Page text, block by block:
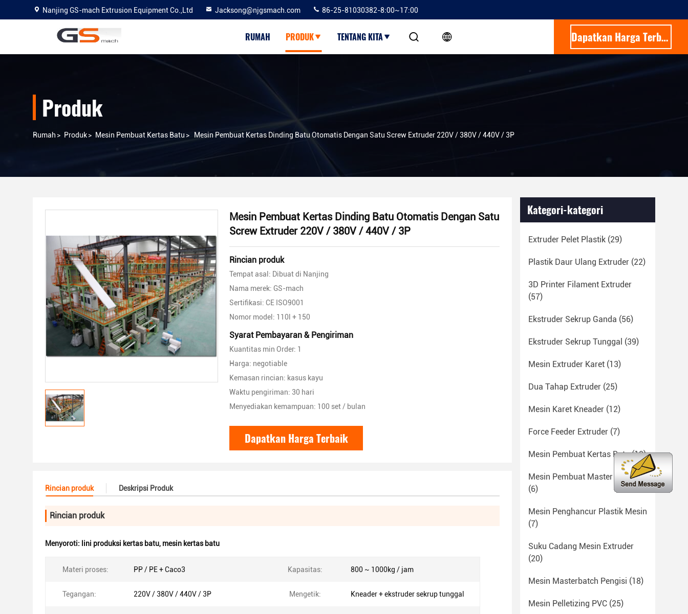
Nanjing GS-mach Extrusion Equipment Co.,Ltd Jacksong@njgsmach.com 86-25-81030382-8:00~17:00
RUMAH PRODUK TENTANG KITA Dapatkan Harga Terbaik
Produk
Rumah > Produk> Mesin Pembuat Kertas Batu > Mesin Pembuat Kertas Dinding Batu Otomatis Dengan Satu Screw Extruder 220V / 380V / 440V / 3P
Mesin Pembuat Kertas Dinding Batu Otomatis Dengan Satu
Screw Extruder 220V / 380V / 440V / 3P
Rincian produk
Tempat asal: Dibuat di Nanjing
Nama merek: GS-mach
Sertifikasi: CE ISO9001
Nomor model: 110l + 150
Syarat Pembayaran & Pengiriman
Kuantitas min Order: 1
Harga: negotiable
Kemasan rincian: kasus kayu
Waktu pengiriman: 30 hari
Menyediakan kemampuan: 100 set / bulan
Dapatkan Harga Terbaik
Rincian produk Deskripsi Produk
Rincian produk
Menyoroti: lini produksi kertas batu, mesin kertas batu
Materi proses: PP / PE + Caco3 Kapasitas: 800 ~ 1000kg / jam
Tegangan: 220V / 380V / 440V / 3P Mengetik: Kneader + ekstruder sekrup tunggal
Kategori-kategori
Extruder Pelet Plastik (29)
Plastik Daur Ulang Extruder (22)
3D Printer Filament Extruder
(57)
Ekstruder Sekrup Ganda (56)
Ekstruder Sekrup Tunggal (39)
Mesin Extruder Karet (13)
Dua Tahap Extruder (25)
Mesin Karet Kneader (12)
Force Feeder Extruder (7)
Mesin Pembuat Kertas Batu(10)
Mesin Pembuat Master Batch
(6)
Mesin Penghancur Plastik Mesin
(7)
Suku Cadang Mesin Extruder
(20)
Mesin Masterbatch Pengisi (18)
Mesin Pelletizing PVC (25)